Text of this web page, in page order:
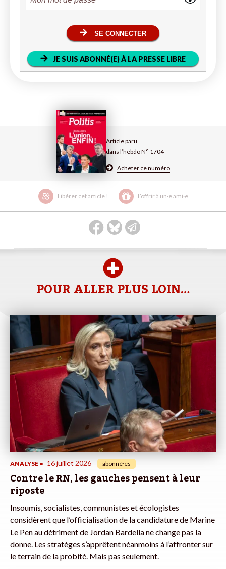
Article paru
dans l’hebdo N° 1704
Acheter ce numéro
Libérer cet article ! L’offrir à un·e ami·e
SE CONNECTER
JE SUIS ABONNÉ(E) À LA PRESSE LIBRE
POUR ALLER PLUS LOIN…
ANALYSE • 16 juillet 2026 abonné·es
Contre le RN, les gauches pensent à leur
riposte
Insoumis, socialistes, communistes et écologistes
considèrent que l’officialisation de la candidature de Marine
Le Pen au détriment de Jordan Bardella ne change pas la
donne. Les stratèges s’apprêtent néanmoins à l’affronter sur
le terrain de la probité. Mais pas seulement.